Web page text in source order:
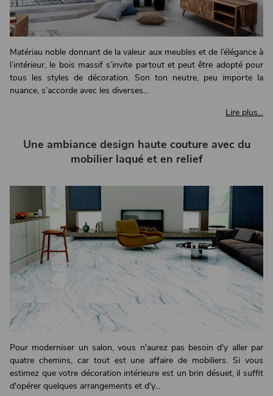
Matériau noble donnant de la valeur aux meubles et de l’élégance à
l’intérieur, le bois massif s’invite partout et peut être adopté pour
tous les styles de décoration. Son ton neutre, peu importe la
nuance, s’accorde avec les diverses...
Lire plus...
Une ambiance design haute couture avec du
mobilier laqué et en relief
Pour moderniser un salon, vous n'aurez pas besoin d'y aller par
quatre chemins, car tout est une affaire de mobiliers. Si vous
estimez que votre décoration intérieure est un brin désuet, il suffit
d'opérer quelques arrangements et d'y...